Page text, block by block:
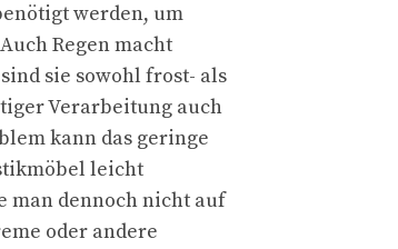
werden, um
Regen macht
sie sowohl frost- als
Verarbeitung auch
kann das geringe
leicht
man dennoch nicht auf
oder andere